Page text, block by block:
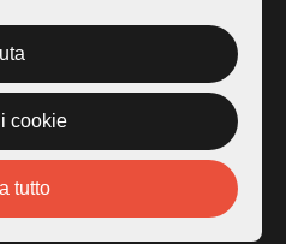
cookie
tutto